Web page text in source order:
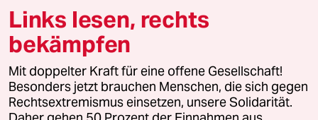
© 2026 taz Verlags und Vertriebs GmbH
Alle Rechte vorbehalten. Bei rechtlichen Fragen oder für Genehmigungen
wenden Sie sich bitte an
lizenzen@taz.de
Links lesen, rechts
bekämpfen
Mit doppelter Kraft für eine offene Gesellschaft!
Besonders jetzt brauchen Menschen, die sich gegen
Rechtsextremismus einsetzen, unsere Solidarität.